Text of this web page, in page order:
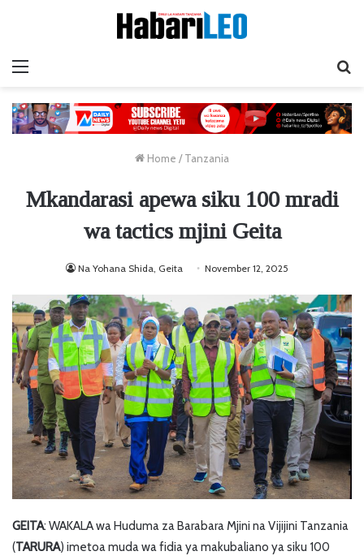
Home / Tanzania
Mkandarasi apewa siku 100 mradi
wa tactics mjini Geita
Na Yohana Shida, Geita November 12, 2025
GEITA: WAKALA wa Huduma za Barabara Mjini na Vijijini Tanzania
(TARURA) imetoa muda wa fidia ya makubaliano ya siku 100